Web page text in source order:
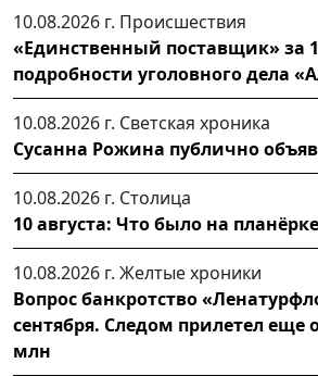
10.08.2026 г. Происшествия
«Единственный поставщик» за
подробности уголовного дела
10.08.2026 г. Светская хроника
Сусанна Рожина публично
10.08.2026 г. Столица
10 августа: Что было на
10.08.2026 г. Желтые хроники
Вопрос банкротство
сентября. Следом прилетел еще
млн